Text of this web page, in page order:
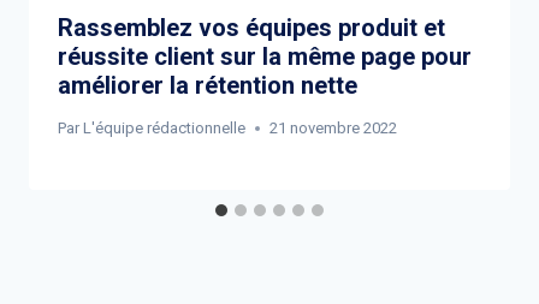
Rassemblez vos équipes produit et
réussite client sur la même page pour
améliorer la rétention nette
Par L'équipe rédactionnelle 21 novembre 2022